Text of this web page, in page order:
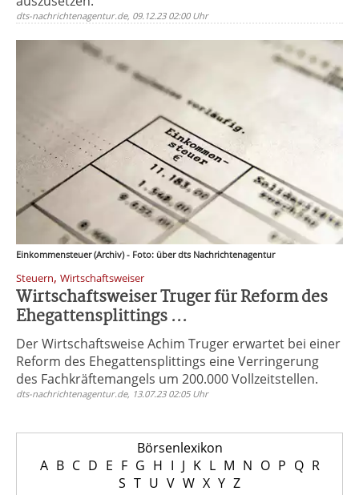
dts-nachrichtenagentur.de, 09.12.23 02:00 Uhr
Einkommensteuer (Archiv) - Foto: über dts Nachrichtenagentur
Steuern, Wirtschaftsweiser
Wirtschaftsweiser Truger für Reform des
Ehegattensplittings ...
Der Wirtschaftsweise Achim Truger erwartet bei einer
Reform des Ehegattensplittings eine Verringerung
des Fachkräftemangels um 200.000 Vollzeitstellen.
dts-nachrichtenagentur.de, 13.07.23 02:05 Uhr
Börsenlexikon
A B C D E F G H I J K L M N O P Q R
S T U V W X Y Z